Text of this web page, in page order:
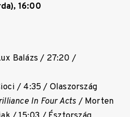
16:00
Balázs / 27:20 /
/ 4:35 / Olaszország
In Four Acts / Morten